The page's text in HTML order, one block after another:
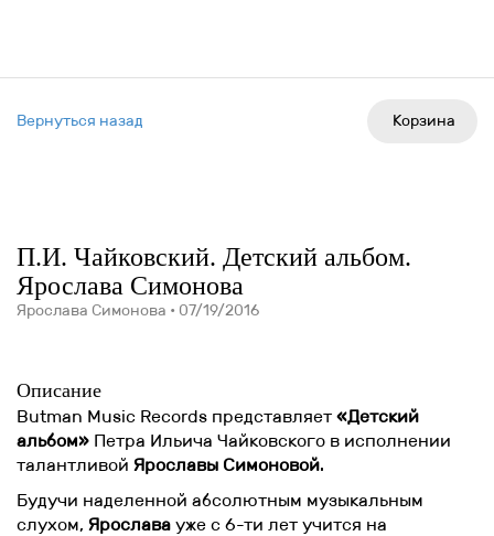
Вернуться назад Корзина
П.И. Чайковский. Детский альбом.
Ярослава Симонова
Ярослава Симонова • 07/19/2016
Описание
Butman Music Records представляет «Детский
альбом» Петра Ильича Чайковского в исполнении
талантливой Ярославы Симоновой.
Будучи наделенной абсолютным музыкальным
слухом, Ярослава уже с 6-ти лет учится на